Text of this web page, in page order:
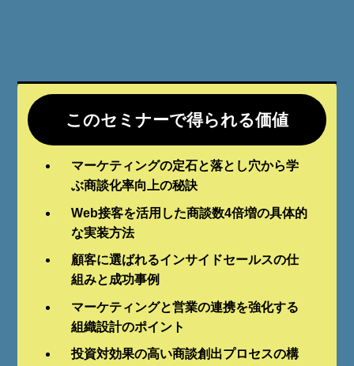
このセミナーで得られる価値
マーケティングの定石と落とし穴から学
ぶ商談化率向上の秘訣
Web接客を活用した商談数4倍増の具体的
な実装方法
顧客に選ばれるインサイドセールスの仕
組みと成功事例
マーケティングと営業の連携を強化する
組織設計のポイント
投資対効果の高い商談創出プロセスの構